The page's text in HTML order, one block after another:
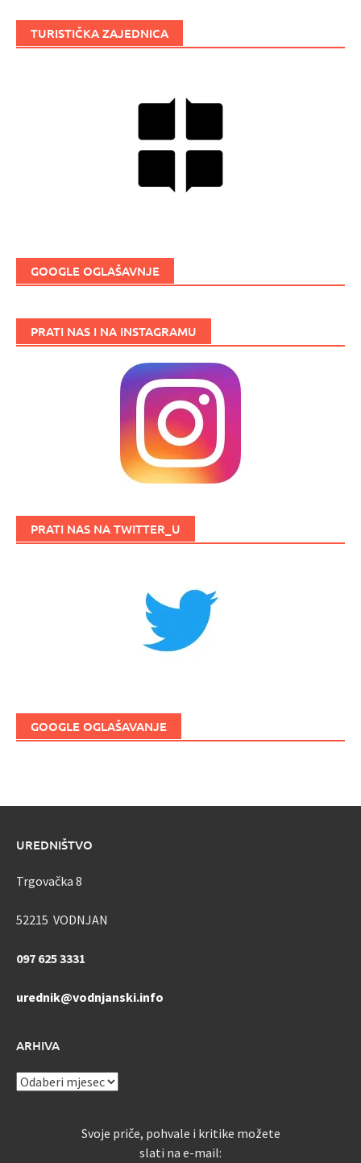
TURISTIČKA ZAJEDNICA
GOOGLE OGLAŠAVNJE
PRATI NAS I NA INSTAGRAMU
PRATI NAS NA TWITTER_U
GOOGLE OGLAŠAVANJE
UREDNIŠTVO
Trgovačka 8
52215 VODNJAN
097 625 3331
urednik@vodnjanski.info
ARHIVA
ARHIVA
Svoje priče, pohvale i kritike možete
slati na e-mail: